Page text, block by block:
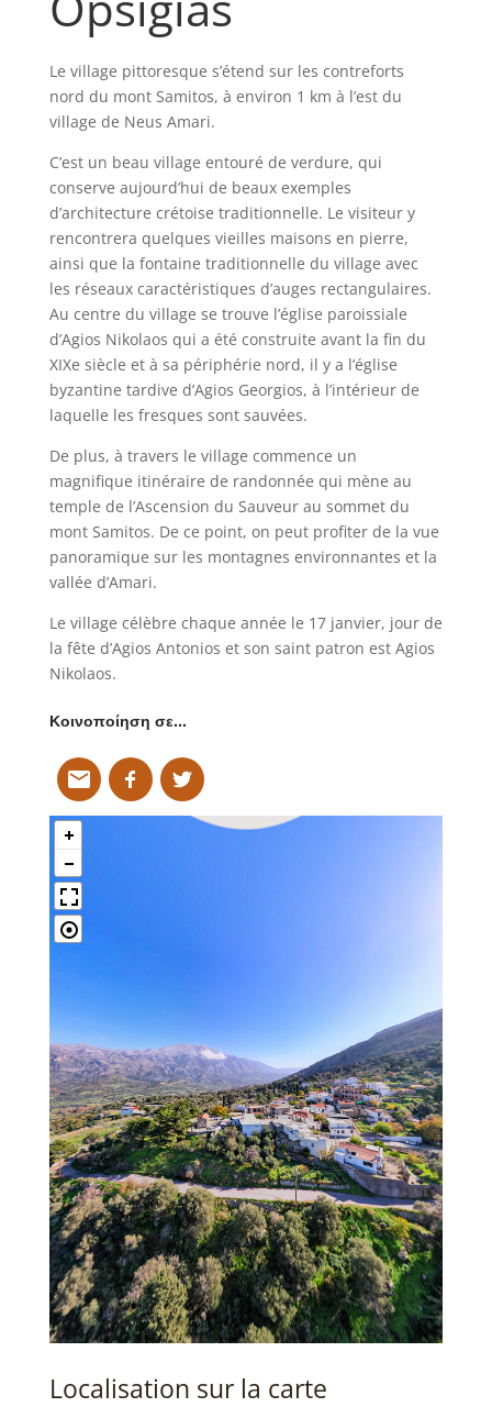
Le village pittoresque s’étend sur les contreforts
nord du mont Samitos, à environ 1 km à l’est du
village de Neus Amari.
C’est un beau village entouré de verdure, qui
conserve aujourd’hui de beaux exemples
d’architecture crétoise traditionnelle. Le visiteur y
rencontrera quelques vieilles maisons en pierre,
ainsi que la fontaine traditionnelle du village avec
les réseaux caractéristiques d’auges rectangulaires.
Au centre du village se trouve l’église paroissiale
d’Agios Nikolaos qui a été construite avant la fin du
XIXe siècle et à sa périphérie nord, il y a l’église
byzantine tardive d’Agios Georgios, à l’intérieur de
laquelle les fresques sont sauvées.
De plus, à travers le village commence un
magnifique itinéraire de randonnée qui mène au
temple de l’Ascension du Sauveur au sommet du
mont Samitos. De ce point, on peut profiter de la vue
panoramique sur les montagnes environnantes et la
vallée d’Amari.
Le village célèbre chaque année le 17 janvier, jour de
la fête d’Agios Antonios et son saint patron est Agios
Nikolaos.
Κοινοποίηση σε…
Localisation sur la carte